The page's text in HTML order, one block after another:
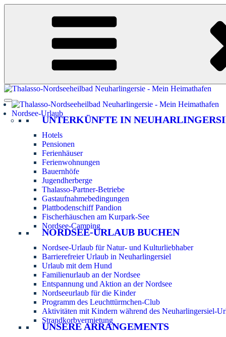
Zum
Nordsee-Urlaub
UNTERKÜNFTE IN
Hotels
Pensionen
Ferienhäuser
Ferienwohnungen
Bauernhöfe
Jugendherberge
Thalasso-Partner-Betriebe
Gastaufnahmebedingungen
Plattbodenschiff Pandion
Fischerhäuschen am Kurpark-See
Nordsee-Camping
NORDSEE-URLAUB BUCHEN
Nordsee-Urlaub für Natur- und Kulturliebhaber
Barrierefreier Urlaub in Neuharlingersiel
Urlaub mit dem Hund
Familienurlaub an der Nordsee
Entspannung und Aktion an der Nordsee
Nordseeurlaub für die Kinder
Programm des Leuchttürmchen-Club
Aktivitäten mit Kindern während des Neuharlingersiel-
Strandkorbvermietung
UNSERE ARRANGEMENTS